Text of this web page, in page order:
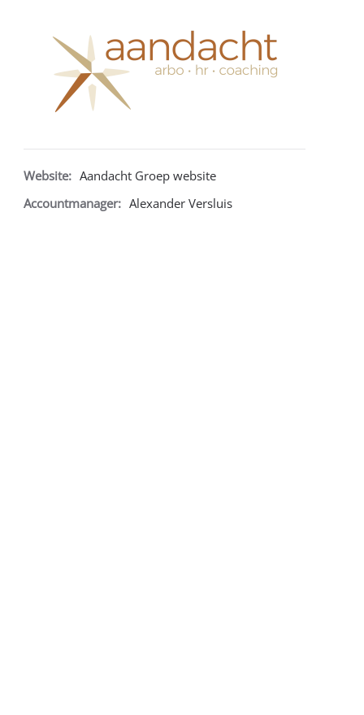
Website: Aandacht Groep website
Accountmanager: Alexander Versluis